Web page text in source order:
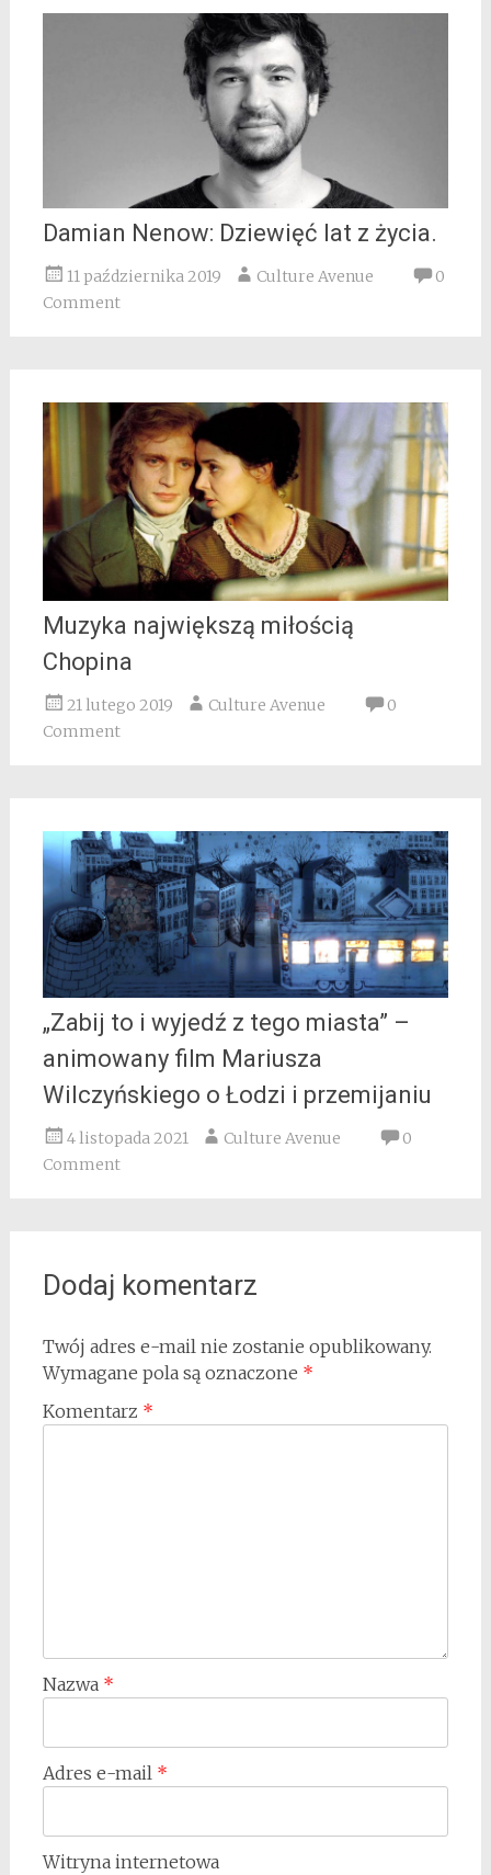
Damian Nenow: Dziewięć lat z życia.
11 października 2019 Culture Avenue
0
Comment
Muzyka największą miłością
Chopina
21 lutego 2019 Culture Avenue
0
Comment
„Zabij to i wyjedź z tego miasta” –
animowany film Mariusza
Wilczyńskiego o Łodzi i przemijaniu
4 listopada 2021 Culture Avenue
0
Comment
Dodaj komentarz
Twój adres e-mail nie zostanie opublikowany.
Wymagane pola są oznaczone *
Komentarz *
Nazwa *
Adres e-mail *
Witryna internetowa